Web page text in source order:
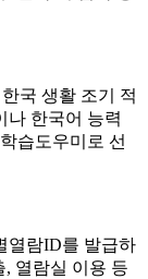
국 생활 조기 적
나 한국어 능력
습도우미로 선
열람ID를 발급하
, 열람실 이용 등